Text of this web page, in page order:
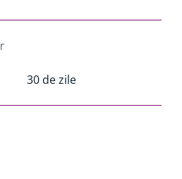
30 de zile